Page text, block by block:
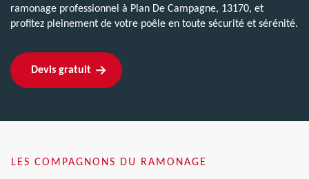
ramonage professionnel à Plan De Campagne, 13170, et
profitez pleinement de votre poêle en toute sécurité et sérénité.
Devis gratuit
LES COMPAGNONS DU RAMONAGE